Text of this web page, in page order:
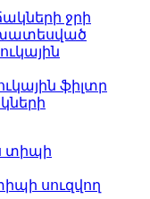
ֆիլտր
սուզվող